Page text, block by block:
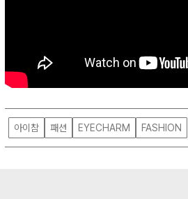
아이참 패션 EYECHARM FASHION